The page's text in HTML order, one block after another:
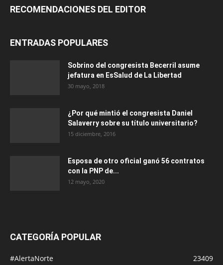
RECOMENDACIONES DEL EDITOR
ENTRADAS POPULARES
Sobrino del congresista Becerril asume
jefatura en EsSalud de La Libertad
30 mayo, 2018
¿Por qué mintió el congresista Daniel
Salaverry sobre su título universitario?
15 diciembre, 2016
Esposa de otro oficial ganó 56 contratos
con la PNP de...
12 mayo, 2020
CATEGORÍA POPULAR
#AlertaNorte
23409